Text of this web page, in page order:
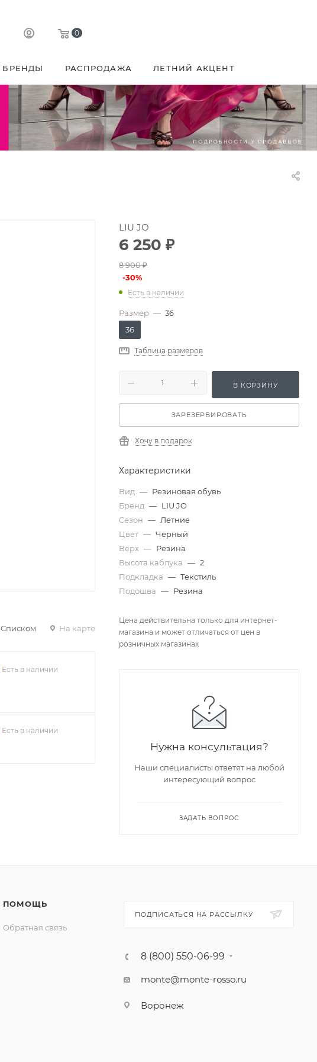
0
БРЕНДЫ РАСПРОДАЖА ЛЕТНИЙ АКЦЕНТ
Списком На карте
Есть в наличии
Есть в наличии
LIU JO
6 250 ₽
8 900₽
-30%
Есть в наличии
Размер — 36
36
Таблица размеров
В КОРЗИНУ
ЗАРЕЗЕРВИРОВАТЬ
Хочу в подарок
Характеристики
Вид — Резиновая обувь
Бренд — LIU JO
Сезон — Летние
Цвет — Черный
Верх — Резина
Высота каблука — 2
Подкладка — Текстиль
Подошва — Резина
Цена действительна только для интернет-
магазина и может отличаться от цен в
розничных магазинах
Нужна консультация?
Наши специалисты ответят на любой
интересующий вопрос
ЗАДАТЬ ВОПРОС
ПОМОЩЬ
Обратная связь
ПОДПИСАТЬСЯ НА РАССЫЛКУ
8 (800) 550-06-99
monte@monte-rosso.ru
Воронеж